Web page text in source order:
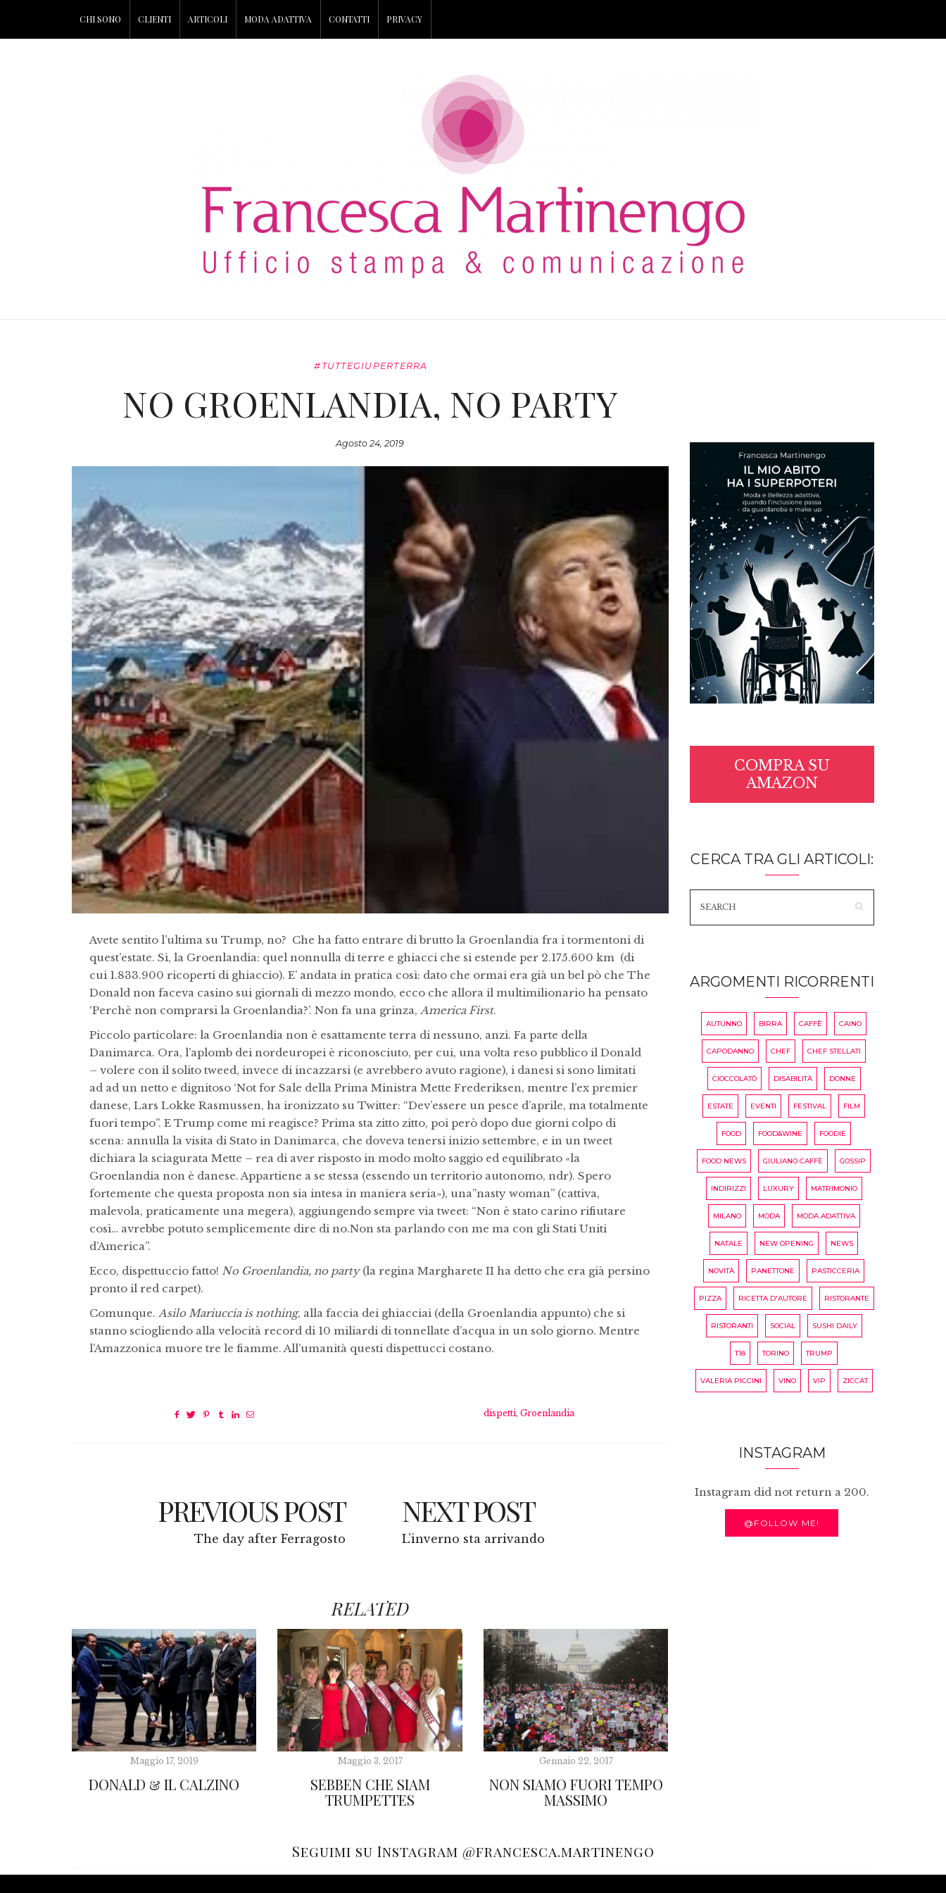
CHI SONO CLIENTI ARTICOLI MODA ADATTIVA CONTATTI PRIVACY
#TUTTEGIUPERTERRA
NO GROENLANDIA, NO PARTY
Agosto 24, 2019
Avete sentito l’ultima su Trump, no? Che ha fatto entrare di brutto la Groenlandia fra i tormentoni di
quest’estate. Sì, la Groenlandia: quel nonnulla di terre e ghiacci che si estende per 2.175.600 km (di
cui 1.833.900 ricoperti di ghiaccio). E’ andata in pratica così: dato che ormai era già un bel pò che The
Donald non faceva casino sui giornali di mezzo mondo, ecco che allora il multimilionario ha pensato
‘Perchè non comprarsi la Groenlandia?’. Non fa una grinza, America First.
Piccolo particolare: la Groenlandia non è esattamente terra di nessuno, anzi. Fa parte della
Danimarca. Ora, l’aplomb dei nordeuropei è riconosciuto, per cui, una volta reso pubblico il Donald
– volere con il solito tweed, invece di incazzarsi (e avrebbero avuto ragione), i danesi si sono limitati
ad ad un netto e dignitoso ‘Not for Sale della Prima Ministra Mette Frederiksen, mentre l’ex premier
danese, Lars Lokke Rasmussen, ha ironizzato su Twitter: “Dev’essere un pesce d’aprile, ma totalmente
fuori tempo”. E Trump come mi reagisce? Prima sta zitto zitto, poi però dopo due giorni colpo di
scena: annulla la visita di Stato in Danimarca, che doveva tenersi inizio settembre, e in un tweet
dichiara la sciagurata Mette – rea di aver risposto in modo molto saggio ed equilibrato «la
Groenlandia non è danese. Appartiene a se stessa (essendo un territorio autonomo, ndr). Spero
fortemente che questa proposta non sia intesa in maniera seria»), una”nasty woman” (cattiva,
malevola, praticamente una megera), aggiungendo sempre via tweet: “Non è stato carino rifiutare
così… avrebbe potuto semplicemente dire di no.Non sta parlando con me ma con gli Stati Uniti
d’America”.
Ecco, dispettuccio fatto! No Groenlandia, no party(la regina Margharete II ha detto che era già persino
pronto il red carpet).
Comunque. Asilo Mariuccia is nothing, alla faccia dei ghiacciai (della Groenlandia appunto) che si
stanno sciogliendo alla velocità record di 10 miliardi di tonnellate d’acqua in un solo giorno. Mentre
l’Amazzonica muore tre le fiamme. All’umanità questi dispettucci costano.
dispetti, Groenlandia
PREVIOUS POST
The day after Ferragosto
NEXT POST
L’inverno sta arrivando
RELATED
Maggio 17, 2019
DONALD & IL CALZINO
Maggio 3, 2017
SEBBEN CHE SIAM
TRUMPETTES
Gennaio 22, 2017
NON SIAMO FUORI TEMPO
MASSIMO
COMPRA SU
AMAZON
CERCA TRA GLI ARTICOLI:
ARGOMENTI RICORRENTI
AUTUNNO BIRRA CAFFÈ CAINO
CAPODANNO CHEF CHEF STELLATI
CIOCCOLATÒ DISABILITÀ DONNE
ESTATE EVENTI FESTIVAL FILM
FOOD FOOD&WINE FOODIE
FOOD NEWS GIULIANO CAFFÈ GOSSIP
INDIRIZZI LUXURY MATRIMONIO
MILANO MODA MODA ADATTIVA
NATALE NEW OPENING NEWS
NOVITÀ PANETTONE PASTICCERIA
PIZZA RICETTA D'AUTORE RISTORANTE
RISTORANTI SOCIAL SUSHI DAILY
T18 TORINO TRUMP
VALERIA PICCINI VINO VIP ZICCAT
INSTAGRAM
Instagram did not return a 200.
@FOLLOW ME!
Seguimi su Instagram @francesca.martinengo